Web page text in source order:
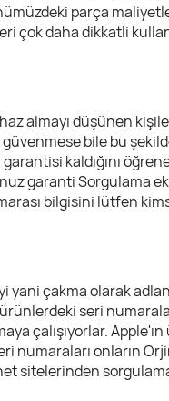
parça
çok daha dikkatli
almayı düşünen
bile bu
garantisi kaldığını
garanti Sorgulama
bilgisini lütfen
yani çakma olarak
seri
çalışıyorlar.
numaraları onların
sitelerinden